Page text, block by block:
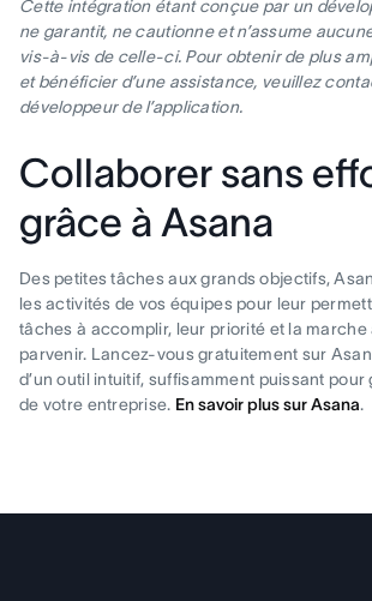
Cette intégration étant conçue par un
ne garantit, ne cautionne et n’assume
vis-à-vis de celle-ci. Pour obtenir de plus
et bénéficier d’une assistance, veuillez
développeur de l’application.
Collaborer sans
grâce à Asana
Des petites tâches aux grands objectifs,
les activités de vos équipes pour leur
tâches à accomplir, leur priorité et la marche
parvenir. Lancez-vous gratuitement sur
d’un outil intuitif, suffisamment puissant pour
de votre entreprise. En savoir plus sur Asana.